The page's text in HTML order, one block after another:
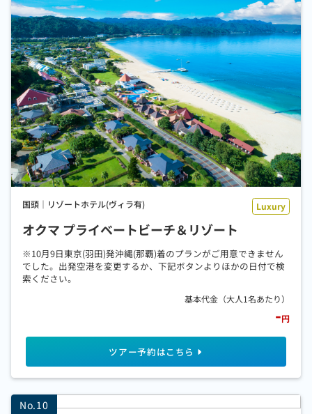
国頭｜リゾートホテル(ヴィラ有)
オクマ プライベートビーチ＆リゾート
-円
※10月9日東京(羽田)発沖縄(那覇)着のプランがご用意できません
でした。出発空港を変更するか、下記ボタンよりほかの日付で検
索ください。